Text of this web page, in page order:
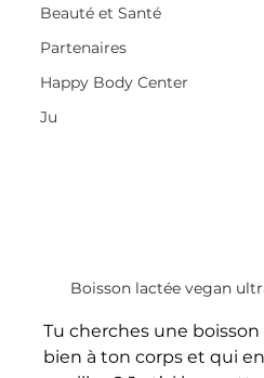
Beauté et Santé
Partenaires
Happy Body Center
Ju
Boisson lactée vegan
Tu cherches une
bien à ton corps et qui